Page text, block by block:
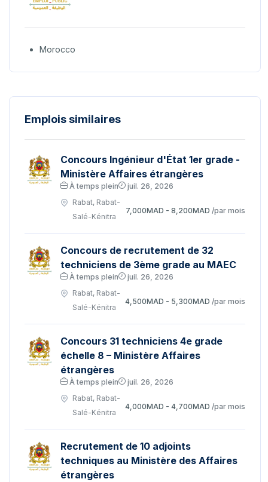
Morocco
Emplois similaires
Concours Ingénieur d'État 1er grade -
Ministère Affaires étrangères
À temps plein
juil. 26, 2026
Rabat, Rabat-
Salé-Kénitra
7,000MAD - 8,200MAD /par mois
Concours de recrutement de 32
techniciens de 3ème grade au MAEC
À temps plein
juil. 26, 2026
Rabat, Rabat-
Salé-Kénitra
4,500MAD - 5,300MAD /par mois
Concours 31 techniciens 4e grade
échelle 8 – Ministère Affaires
étrangères
À temps plein
juil. 26, 2026
Rabat, Rabat-
Salé-Kénitra
4,000MAD - 4,700MAD /par mois
Recrutement de 10 adjoints
techniques au Ministère des Affaires
étrangères